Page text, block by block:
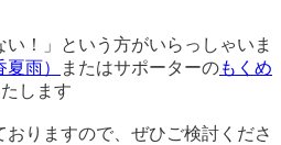
！」という方がいらっしゃいま
雨） またはサポーターのもくめ
します
おりますので、ぜひご検討くださ